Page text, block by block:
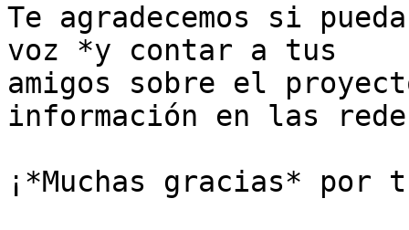
Te agradecemos si
voz *y contar a tus
amigos sobre el
información en las
¡*Muchas gracias* por